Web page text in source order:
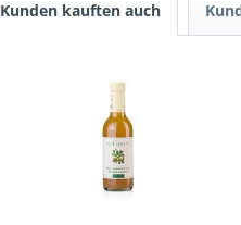
Kunden kauften auch